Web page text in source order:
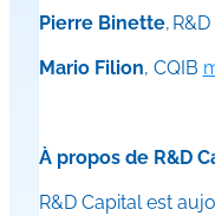
Pierre Binette,
Mario Filion, CQIB
À propos de R&D
R&D Capital est